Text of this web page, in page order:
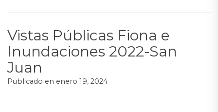
Vistas Públicas Fiona e
Inundaciones 2022-San
Juan
Publicado en enero 19, 2024